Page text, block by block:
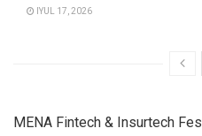
IYUL 17, 2026
MENA Fintech & Insurtech